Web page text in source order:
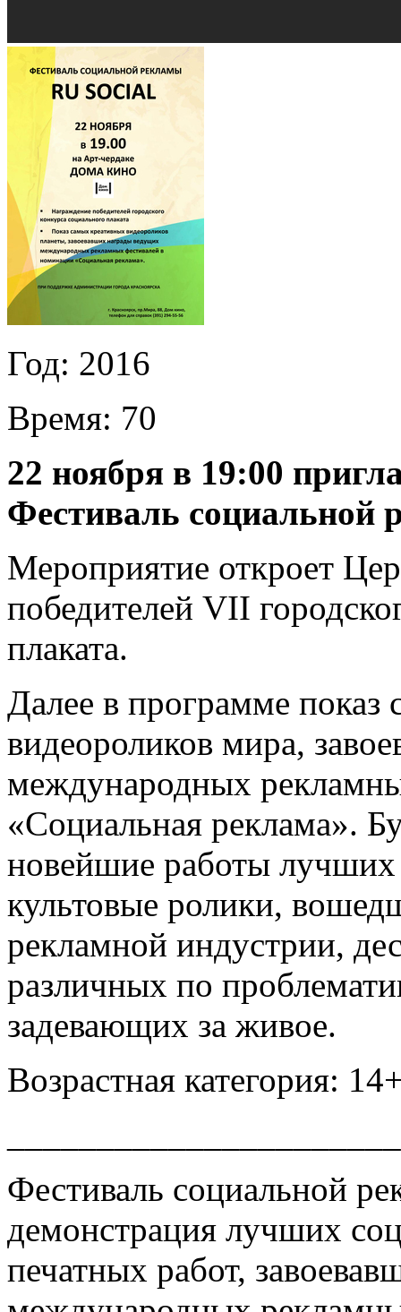
Год: 2016
Время: 70
22 ноября в 19:00
Фестиваль социальной
Мероприятие откроет
победителей VII
плаката.
Далее в программе показ
видеороликов мира,
международных
«Социальная реклама».
новейшие работы лучших
культовые ролики,
рекламной индустрии,
различных по
задевающих за живое.
Возрастная категория:
Фестиваль социальной
демонстрация лучших
печатных работ,